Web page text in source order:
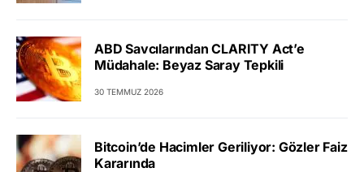
ABD Savcılarından CLARITY Act’e
Müdahale: Beyaz Saray Tepkili
30 TEMMUZ 2026
Bitcoin’de Hacimler Geriliyor: Gözler Faiz
Kararında